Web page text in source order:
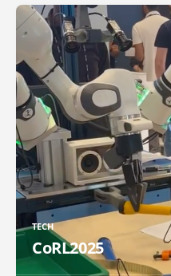
TECH
CoRL2025